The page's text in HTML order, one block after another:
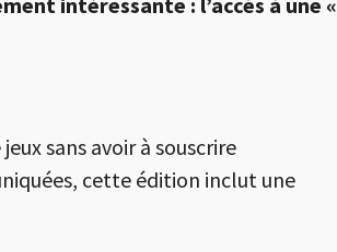
sans avoir à souscrire
cette édition inclut une